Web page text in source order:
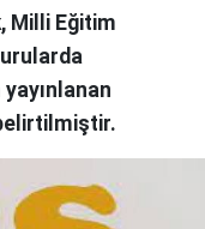
Milli Eğitim